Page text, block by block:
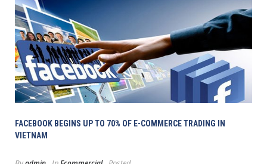
FACEBOOK BEGINS UP TO 70% OF E-COMMERCE TRADING IN
VIETNAM